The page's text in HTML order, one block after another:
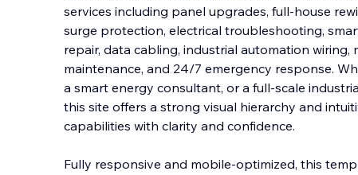
services including panel upgrades, full-house
surge protection, electrical troubleshooting,
repair, data cabling, industrial automation wiring,
maintenance, and 24/7 emergency response.
a smart energy consultant, or a full-scale
this site offers a strong visual hierarchy and
capabilities with clarity and confidence.
Fully responsive and mobile-optimized, this